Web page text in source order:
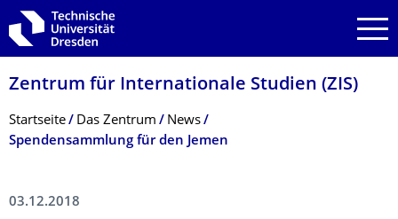
Zur Hauptnavigation springen
Zur Suche springen
Zum Inhalt springen
Zentrum für Internationale Studien (ZIS)
Breadcrumb-Menü
Startseite Das Zentrum
News
Spendensammlung für den Jemen
03.12.2018